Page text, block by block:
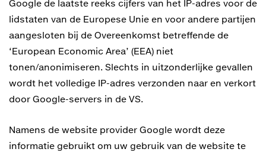
Google de laatste reeks cijfers van het IP-adres voor de
lidstaten van de Europese Unie en voor andere partijen
aangesloten bij de Overeenkomst betreffende de
‘European Economic Area’ (EEA) niet
tonen/anonimiseren. Slechts in uitzonderlijke gevallen
wordt het volledige IP-adres verzonden naar en verkort
door Google-servers in de VS.
Namens de website provider Google wordt deze
informatie gebruikt om uw gebruik van de website te